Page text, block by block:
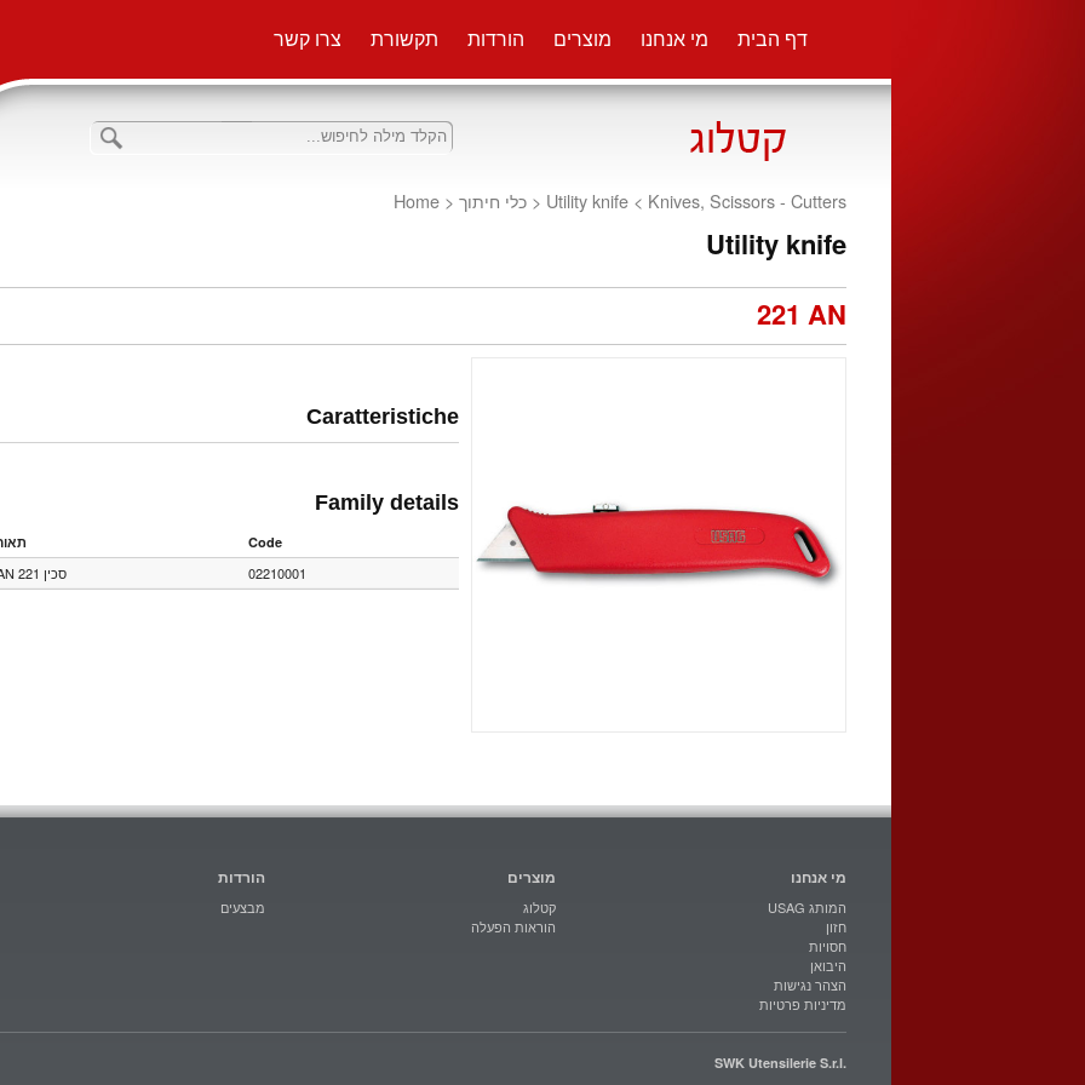
דף הבית מי אנחנו מוצרים הורדות תקשורת צרו קשר
Utility knife < Knives, Scissors - Cutters
< כלי חיתוך <
Home
Utility knife
221 AN
Caratteristiche
Family details
Code
02210001 סכין 221 AN
מי אנחנו
USAG המותג
חזון
חסויות
היבואן
הצהר נגישות
מדיניות פרטיות
מוצרים
קטלוג
הוראות הפעלה
הורדות
מבצעים
SWK Utensilerie S.r.l.